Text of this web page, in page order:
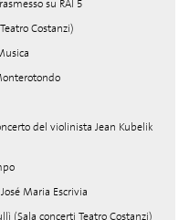
su RAI 5
Costanzi)
del violinista Jean Kubelik
Maria Escrivia
(Sala concerti Teatro Costanzi)